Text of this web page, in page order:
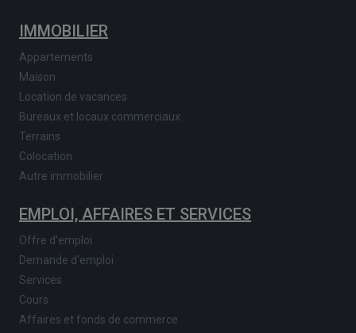
IMMOBILIER
Appartements
Maison
Location de vacances
Bureaux et locaux commerciaux
Terrains
Colocation
Autre immobilier
EMPLOI, AFFAIRES ET SERVICES
Offre d'emploi
Demande d'emploi
Services
Cours
Affaires et fonds de commerce